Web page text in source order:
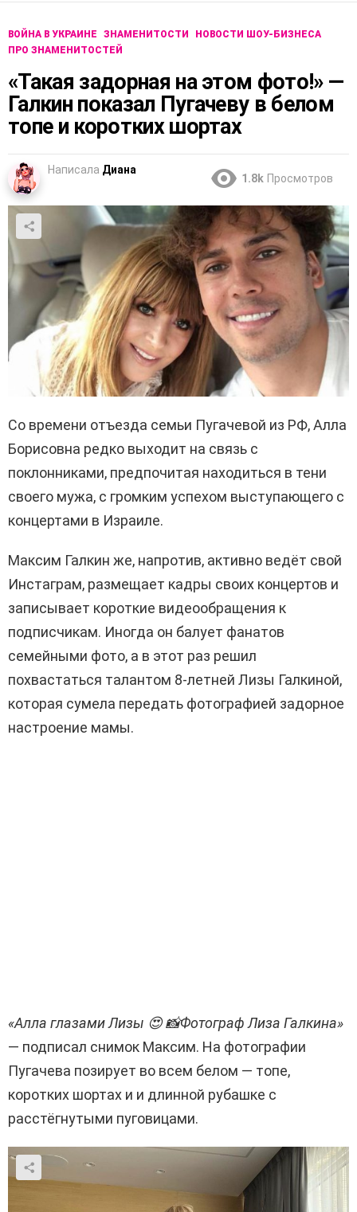
ВОЙНА В УКРАИНЕ ЗНАМЕНИТОСТИ
НОВОСТИ ШОУ-БИЗНЕСА
ПРО ЗНАМЕНИТОСТЕЙ
«Такая задорная на этом фото!» —
Галкин показал Пугачеву в белом
топе и коротких шортах
Написала Диана
1.8k Просмотров
Со времени отъезда семьи Пугачевой из РФ, Алла
Борисовна редко выходит на связь с
поклонниками, предпочитая находиться в тени
своего мужа, с громким успехом выступающего с
концертами в Израиле.
Максим Галкин же, напротив, активно ведёт свой
Инстаграм, размещает кадры своих концертов и
записывает короткие видеообращения к
подписчикам. Иногда он балует фанатов
семейными фото, а в этот раз решил
похвастаться талантом 8-летней Лизы Галкиной,
которая сумела передать фотографией задорное
настроение мамы.
«Алла глазами Лизы 😍 📸Фотограф Лиза Галкина»
— подписал снимок Максим. На фотографии
Пугачева позирует во всем белом — топе,
коротких шортах и и длинной рубашке с
расстёгнутыми пуговицами.